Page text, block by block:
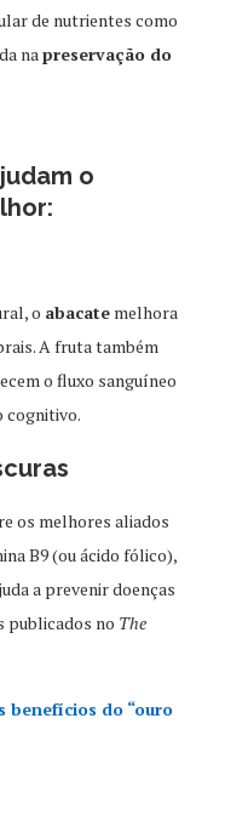
de nutrientes como
napreservação do
o
o abacate melhora
A fruta também
o fluxo sanguíneo
cognitivo.
os melhores aliados
B9 (ou ácido fólico),
a prevenir doenças
publicados no The
benefícios do “ouro